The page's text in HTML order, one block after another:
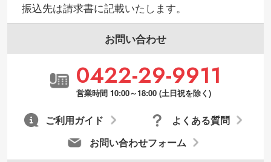
振込先は請求書に記載いたします。
お問い合わせ
0422-29-9911
営業時間 10:00～18:00 (土日祝を除く)
お問い合わせフォーム
よくある質問
ご利用ガイド